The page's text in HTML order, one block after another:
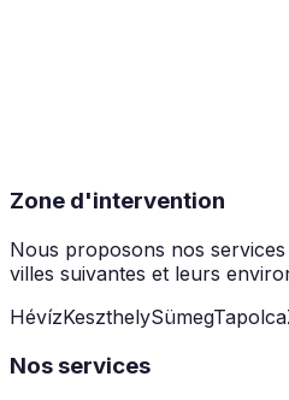
Zone d'intervention
Nous proposons nos services
villes suivantes et leurs
HévízKeszthelySümegTapolca
Nos services